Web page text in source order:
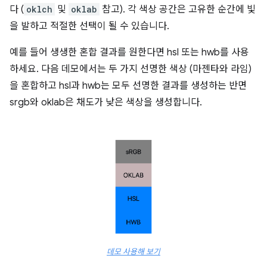
다 ( oklch 및 oklab 참고). 각 색상 공간은 고유한 순간에 빛
을 발하고 적절한 선택이 될 수 있습니다.
예를 들어 생생한 혼합 결과를 원한다면 hsl 또는 hwb를 사용
하세요. 다음 데모에서는 두 가지 선명한 색상 (마젠타와 라임)
을 혼합하고 hsl과 hwb는 모두 선명한 결과를 생성하는 반면
srgb와 oklab은 채도가 낮은 색상을 생성합니다.
데모 사용해 보기